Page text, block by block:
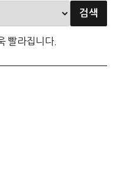
빨라집니다.